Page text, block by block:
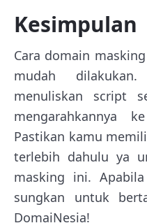
Kesimpulan
Cara domain
mudah
menuliskan script
mengarahkannya
Pastikan kamu
terlebih dahulu ya
masking ini.
sungkan untuk
DomaiNesia!